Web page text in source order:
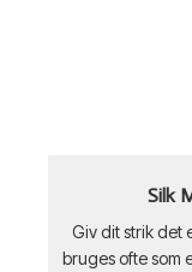
Silk
Giv dit strik det
bruges ofte som